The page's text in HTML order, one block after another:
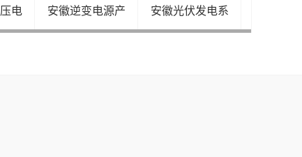
电 安徽逆变电源产 安徽光伏发电系